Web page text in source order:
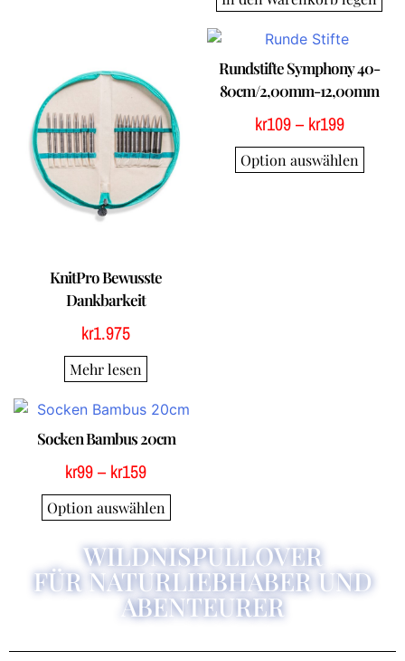
KnitPro Bewusste
Dankbarkeit
kr1.975
Mehr lesen
Rundstifte Symphony 40-
80cm/2,00mm-12,00mm
kr109 – kr199
Option auswählen
Socken Bambus 20cm
kr99– kr159
Option auswählen
WILDNISPULLOVER
FÜR NATURLIEBHABER UND
ABENTEURER